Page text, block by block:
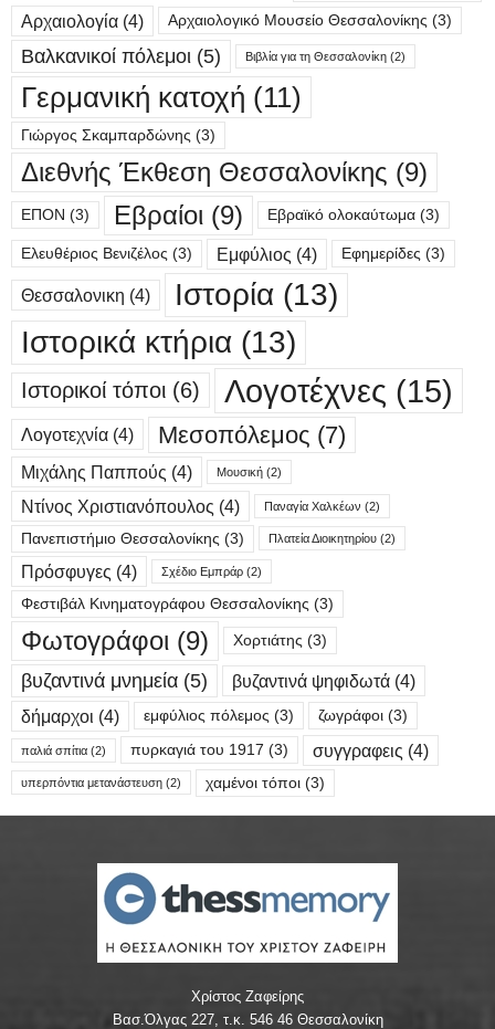
Αρχαιολογία (4) Αρχαιολογικό Μουσείο Θεσσαλονίκης (3)
Βαλκανικοί πόλεμοι (5) Βιβλία για τη Θεσσαλονίκη (2)
Γερμανική κατοχή (11)
Γιώργος Σκαμπαρδώνης (3)
Διεθνής Έκθεση Θεσσαλονίκης (9)
ΕΠΟΝ (3) Εβραίοι (9) Εβραϊκό ολοκαύτωμα (3)
Ελευθέριος Βενιζέλος (3) Εμφύλιος (4) Εφημερίδες (3)
Θεσσαλονικη (4) Ιστορία (13)
Ιστορικά κτήρια (13)
Ιστορικοί τόποι (6) Λογοτέχνες (15)
Λογοτεχνία (4) Μεσοπόλεμος (7)
Μιχάλης Παππούς (4) Μουσική (2)
Ντίνος Χριστιανόπουλος (4) Παναγία Χαλκέων (2)
Πανεπιστήμιο Θεσσαλονίκης (3) Πλατεία Διοικητηρίου (2)
Πρόσφυγες (4) Σχέδιο Εμπράρ (2)
Φεστιβάλ Κινηματογράφου Θεσσαλονίκης (3)
Φωτογράφοι (9) Χορτιάτης (3)
βυζαντινά μνημεία (5) βυζαντινά ψηφιδωτά (4)
δήμαρχοι (4) εμφύλιος πόλεμος (3) ζωγράφοι (3)
παλιά σπίτια (2) πυρκαγιά του 1917 (3) συγγραφεις (4)
υπερπόντια μετανάστευση (2) χαμένοι τόποι (3)
Χρίστος Ζαφείρης
Βασ.Όλγας 227, τ.κ. 546 46 Θεσσαλονίκη